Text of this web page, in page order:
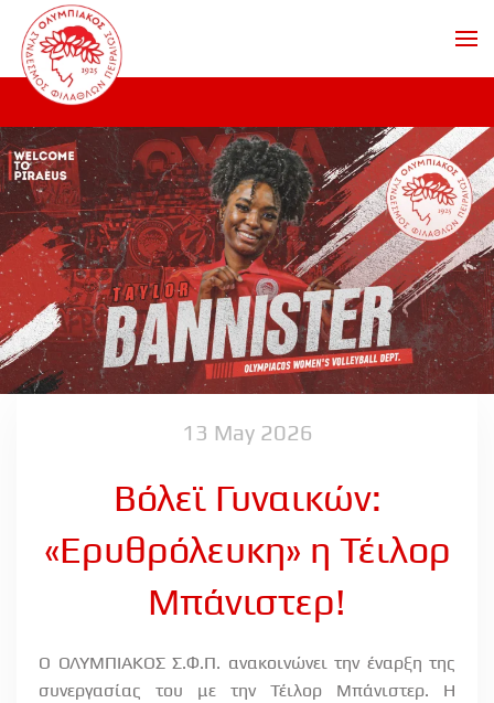
Skip to main content
13 May 2026
Βόλεϊ Γυναικών:
«Ερυθρόλευκη» η Τέιλορ
Μπάνιστερ!
Ο ΟΛΥΜΠΙΑΚΟΣ Σ.Φ.Π. ανακοινώνει την έναρξη της
συνεργασίας του με την Τέιλορ Μπάνιστερ. Η